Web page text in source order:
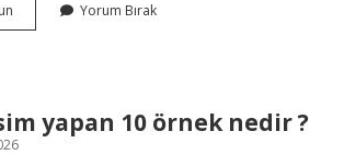
kralı
Yorum Bırak
yapan 10 örnek nedir ?